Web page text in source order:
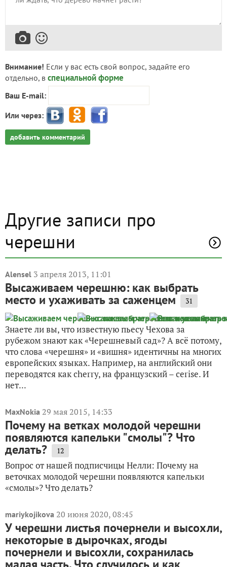
Внимание! Если у вас есть свой вопрос, задайте его
отдельно, в специальной форме
Ваш E-mail:
Или через:
добавить комментарий
Другие записи про
черешни
Alensel 3 апреля 2013, 11:01
Высаживаем черешню: как выбрать
место и ухаживать за саженцем 31
Знаете ли вы, что известную пьесу Чехова за
рубежом знают как «Черешневый сад»? А всё потому,
что слова «черешня» и «вишня» идентичны на многих
европейских языках. Например, на английский они
переводятся как cherry, на французский – cerise. И
нет...
MaxNokia 29 мая 2015, 14:33
Почему на ветках молодой черешни
появляются капельки "смолы"? Что
делать? 12
Вопрос от нашей подписчицы Нелли: Почему на
веточках молодой черешни появляются капельки
«смолы»? Что делать?
mariykojikova 20 июня 2020, 08:45
У черешни листья почернели и высохли,
некоторые в дырочках, ягоды
почернели и высохли, сохранилась